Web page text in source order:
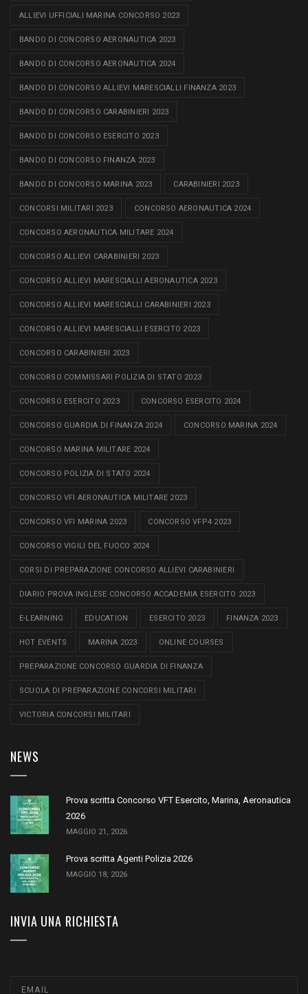
ALLIEVI UFFICIALI MARINA CONCORSO 2023
BANDO DI CONCORSO AERONAUTICA 2023
BANDO DI CONCORSO AERONAUTICA 2024
BANDO DI CONCORSO ALLIEVI MARESCIALLI FINANZA 2023
BANDO DI CONCORSO CARABINIERI 2023
BANDO DI CONCORSO ESERCITO 2023
BANDO DI CONCORSO FINANZA 2023
BANDO DI CONCORSO MARINA 2023 CARABINIERI 2023
CONCORSI MILITARI 2023 CONCORSO AERONAUTICA 2024
CONCORSO AERONAUTICA MILITARE 2024
CONCORSO ALLIEVI CARABINIERI 2023
CONCORSO ALLIEVI MARESCIALLI AERONAUTICA 2023
CONCORSO ALLIEVI MARESCIALLI CARABINIERI 2023
CONCORSO ALLIEVI MARESCIALLI ESERCITO 2023
CONCORSO CARABINIERI 2023
CONCORSO COMMISSARI POLIZIA DI STATO 2023
CONCORSO ESERCITO 2023 CONCORSO ESERCITO 2024
CONCORSO GUARDIA DI FINANZA 2024 CONCORSO MARINA 2024
CONCORSO MARINA MILITARE 2024
CONCORSO POLIZIA DI STATO 2024
CONCORSO VFI AERONAUTICA MILITARE 2023
CONCORSO VFI MARINA 2023 CONCORSO VFP4 2023
CONCORSO VIGILI DEL FUOCO 2024
CORSI DI PREPARAZIONE CONCORSO ALLIEVI CARABINIERI
DIARIO PROVA INGLESE CONCORSO ACCADEMIA ESERCITO 2023
E-LEARNING EDUCATION ESERCITO 2023 FINANZA 2023
HOT EVENTS MARINA 2023 ONLINE COURSES
PREPARAZIONE CONCORSO GUARDIA DI FINANZA
SCUOLA DI PREPARAZIONE CONCORSI MILITARI
VICTORIA CONCORSI MILITARI
NEWS
Prova scritta Concorso VFT Esercito, Marina, Aeronautica
2026
MAGGIO 21, 2026
Prova scritta Agenti Polizia 2026
MAGGIO 18, 2026
INVIA UNA RICHIESTA